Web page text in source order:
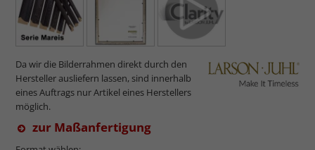
Da wir die Bilderrahmen direkt durch den
Hersteller ausliefern lassen, sind innerhalb
eines Auftrags nur Artikel eines Herstellers
möglich.
zur Maßanfertigung